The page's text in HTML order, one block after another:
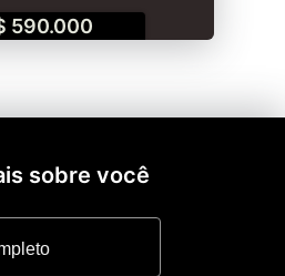
590.000
sobre você